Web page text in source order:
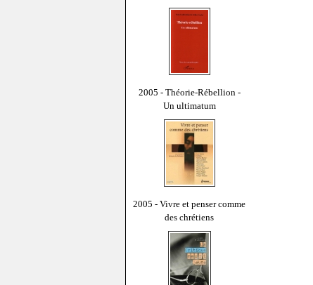
2005 - Théorie-Rébellion -
Un ultimatum
2005 - Vivre et penser comme
des chrétiens